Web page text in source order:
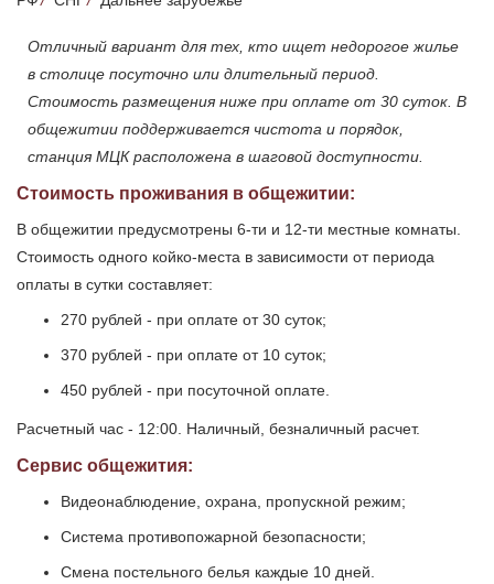
Отличный вариант для тех, кто ищет недорогое жилье
в столице посуточно или длительный период.
Стоимость размещения ниже при оплате от 30 суток. В
общежитии поддерживается чистота и порядок,
станция МЦК расположена в шаговой доступности.
Стоимость проживания в общежитии:
В общежитии предусмотрены 6-ти и 12-ти местные комнаты.
Стоимость одного койко-места в зависимости от периода
оплаты в сутки составляет:
270 рублей - при оплате от 30 суток;
370 рублей - при оплате от 10 суток;
450 рублей - при посуточной оплате.
Расчетный час - 12:00. Наличный, безналичный расчет.
Сервис общежития:
Видеонаблюдение, охрана, пропускной режим;
Система противопожарной безопасности;
Смена постельного белья каждые 10 дней.